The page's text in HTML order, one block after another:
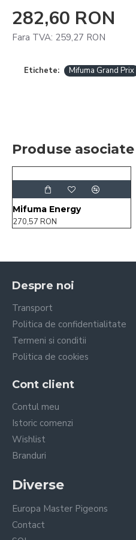
282,60 RON
Fara TVA: 259,27 RON
Etichete: Mifuma Grand Prix
Produse asociate
Mifuma Energy
270,57 RON
Despre noi
Transport
Politica de confidentialitate
Termeni si conditii
Politica de cookies
Cont client
Contul meu
Istoric comenzi
Wishlist
Branduri
Diverse
Europa Master Pigeons
Contact